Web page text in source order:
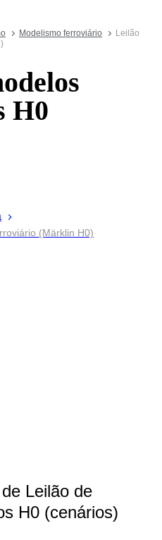
Modelismo ferroviário
Leilão
H0
(Märklin H0)
Leilão de
H0 (cenários)